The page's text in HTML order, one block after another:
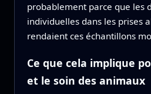
probablement parce que les
individuelles dans les prises
rendaient ces échantillons
Ce que cela implique
et le soin des animaux